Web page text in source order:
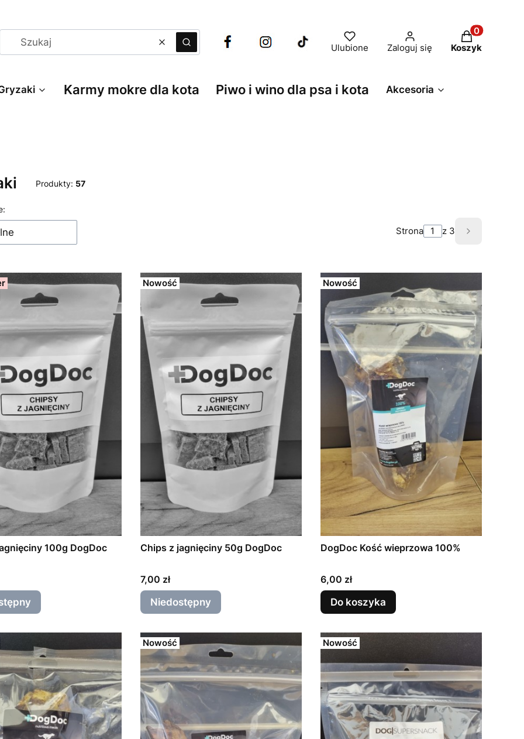
WyczyśćSzukaj Ulubione Zaloguj się
Produkty w
Koszyk
Karmy mokre dla kota Piwo i wino dla psa i kota Akcesoria
Produkty: 57
Strona z 3 Następne
100g DogDoc
Nowość
Chips z jagnięciny 50g DogDoc
Cena
7,00 zł
Niedostępny
Nowość
DogDoc Kość wieprzowa 100%
Cena
6,00 zł
Do koszyka
Nowość Nowość